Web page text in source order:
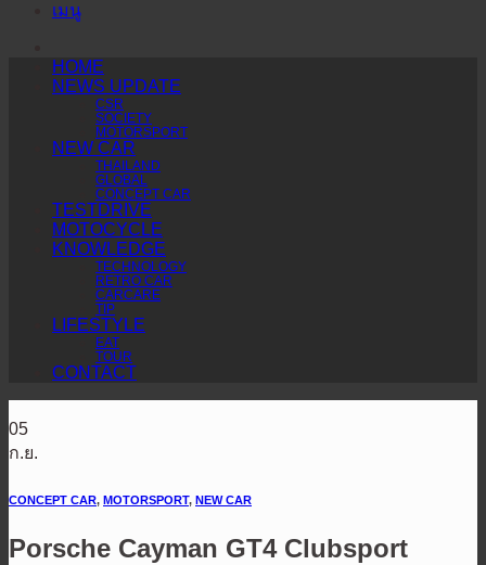
เมนู
HOME
NEWS UPDATE
CSR
SOCIETY
MOTORSPORT
NEW CAR
THAILAND
GLOBAL
CONCEPT CAR
TESTDRIVE
MOTOCYCLE
KNOWLEDGE
TECHNOLOGY
RETRO CAR
CARCARE
TIP
LIFESTYLE
EAT
TOUR
CONTACT
05
ก.ย.
CONCEPT CAR, MOTORSPORT, NEW CAR
Porsche Cayman GT4 Clubsport